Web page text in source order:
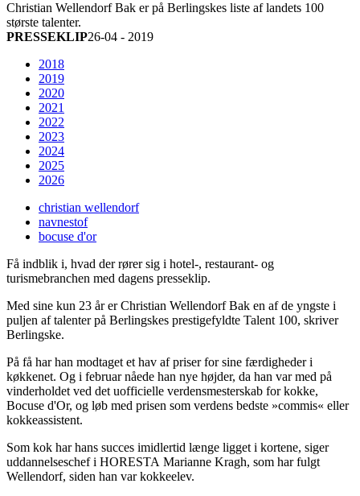
Christian Wellendorf Bak er på Berlingskes liste af landets 100
største talenter.
PRESSEKLIP26-04 - 2019
2018
2019
2020
2021
2022
2023
2024
2025
2026
christian wellendorf
navnestof
bocuse d'or
Få indblik i, hvad der rører sig i hotel-, restaurant- og
turismebranchen med dagens presseklip.
Med sine kun 23 år er Christian Wellendorf Bak en af de yngste i
puljen af talenter på Berlingskes prestigefyldte Talent 100, skriver
Berlingske.
På få har han modtaget et hav af priser for sine færdigheder i
køkkenet. Og i februar nåede han nye højder, da han var med på
vinderholdet ved det uofficielle verdensmesterskab for kokke,
Bocuse d'Or, og løb med prisen som verdens bedste »commis« eller
kokkeassistent.
Som kok har hans succes imidlertid længe ligget i kortene, siger
uddannelseschef i HORESTA Marianne Kragh, som har fulgt
Wellendorf, siden han var kokkeelev.